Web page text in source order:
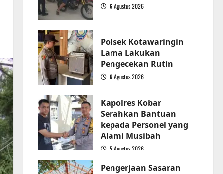
6 Agustus 2026
Polsek Kotawaringin
Lama Lakukan
Pengecekan Rutin
6 Agustus 2026
Kapolres Kobar
Serahkan Bantuan
kepada Personel yang
Alami Musibah
5 Agustus 2026
Pengerjaan Sasaran